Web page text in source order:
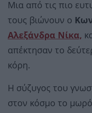
Μια από τις πιο
τους βιώνουν ο
Αλεξάνδρα Νίκα,
απέκτησαν το
κόρη.
Η σύζυγος του
στον κόσμο το μωρό